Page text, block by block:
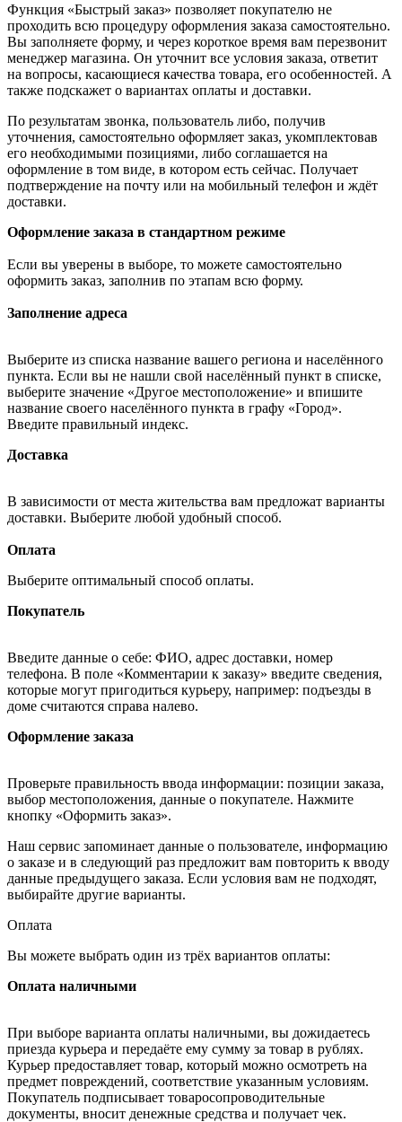
Функция «Быстрый заказ» позволяет покупателю не
проходить всю процедуру оформления заказа самостоятельно.
Вы заполняете форму, и через короткое время вам перезвонит
менеджер магазина. Он уточнит все условия заказа, ответит
на вопросы, касающиеся качества товара, его особенностей. А
также подскажет о вариантах оплаты и доставки.
По результатам звонка, пользователь либо, получив
уточнения, самостоятельно оформляет заказ, укомплектовав
его необходимыми позициями, либо соглашается на
оформление в том виде, в котором есть сейчас. Получает
подтверждение на почту или на мобильный телефон и ждёт
доставки.
Оформление заказа в стандартном режиме
Если вы уверены в выборе, то можете самостоятельно
оформить заказ, заполнив по этапам всю форму.
Заполнение адреса
Выберите из списка название вашего региона и населённого
пункта. Если вы не нашли свой населённый пункт в списке,
выберите значение «Другое местоположение» и впишите
название своего населённого пункта в графу «Город».
Введите правильный индекс.
Доставка
В зависимости от места жительства вам предложат варианты
доставки. Выберите любой удобный способ.
Оплата
Выберите оптимальный способ оплаты.
Покупатель
Введите данные о себе: ФИО, адрес доставки, номер
телефона. В поле «Комментарии к заказу» введите сведения,
которые могут пригодиться курьеру, например: подъезды в
доме считаются справа налево.
Оформление заказа
Проверьте правильность ввода информации: позиции заказа,
выбор местоположения, данные о покупателе. Нажмите
кнопку «Оформить заказ».
Наш сервис запоминает данные о пользователе, информацию
о заказе и в следующий раз предложит вам повторить к вводу
данные предыдущего заказа. Если условия вам не подходят,
выбирайте другие варианты.
Оплата
Вы можете выбрать один из трёх вариантов оплаты:
Оплата наличными
При выборе варианта оплаты наличными, вы дожидаетесь
приезда курьера и передаёте ему сумму за товар в рублях.
Курьер предоставляет товар, который можно осмотреть на
предмет повреждений, соответствие указанным условиям.
Покупатель подписывает товаросопроводительные
документы, вносит денежные средства и получает чек.